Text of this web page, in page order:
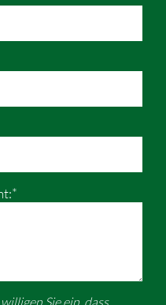
Sie ein, dass